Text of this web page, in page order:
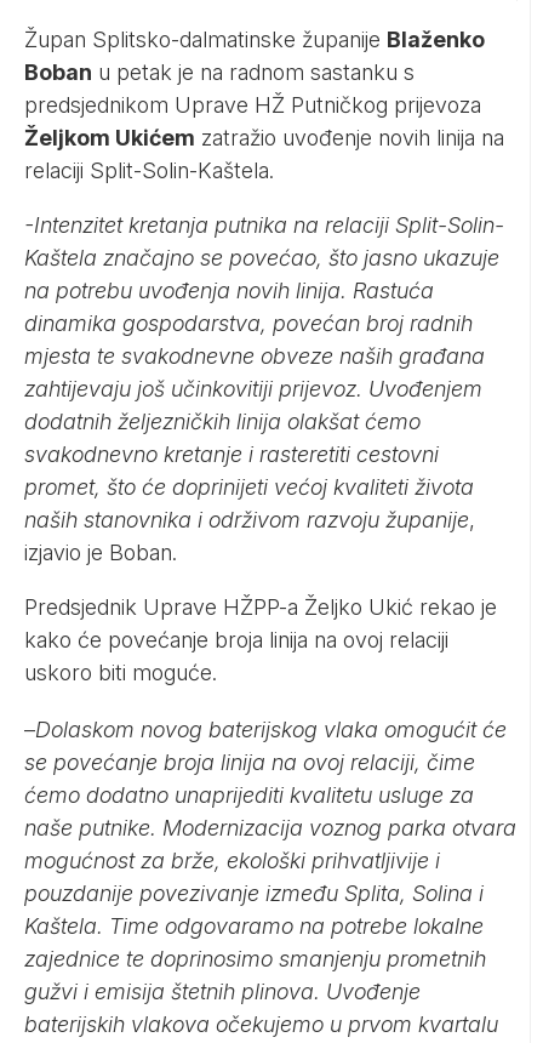
Župan Splitsko-dalmatinske županije Blaženko
Boban u petak je na radnom sastanku s
predsjednikom Uprave HŽ Putničkog prijevoza
Željkom Ukićem zatražio uvođenje novih linija na
relaciji Split-Solin-Kaštela.
-Intenzitet kretanja putnika na relaciji Split-Solin-
Kaštela značajno se povećao, što jasno ukazuje
na potrebu uvođenja novih linija. Rastuća
dinamika gospodarstva, povećan broj radnih
mjesta te svakodnevne obveze naših građana
zahtijevaju još učinkovitiji prijevoz. Uvođenjem
dodatnih željezničkih linija olakšat ćemo
svakodnevno kretanje i rasteretiti cestovni
promet, što će doprinijeti većoj kvaliteti života
naših stanovnika i održivom razvoju županije,
izjavio je Boban.
Predsjednik Uprave HŽPP-a Željko Ukić rekao je
kako će povećanje broja linija na ovoj relaciji
uskoro biti moguće.
–Dolaskom novog baterijskog vlaka omogućit će
se povećanje broja linija na ovoj relaciji, čime
ćemo dodatno unaprijediti kvalitetu usluge za
naše putnike. Modernizacija voznog parka otvara
mogućnost za brže, ekološki prihvatljivije i
pouzdanije povezivanje između Splita, Solina i
Kaštela. Time odgovaramo na potrebe lokalne
zajednice te doprinosimo smanjenju prometnih
gužvi i emisija štetnih plinova. Uvođenje
baterijskih vlakova očekujemo u prvom kvartalu